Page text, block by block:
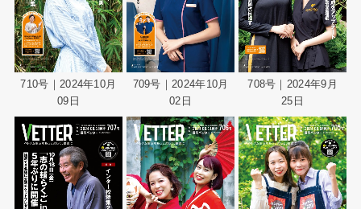
710号｜2024年10月
09日
709号｜2024年10月
02日
708号｜2024年9月
25日